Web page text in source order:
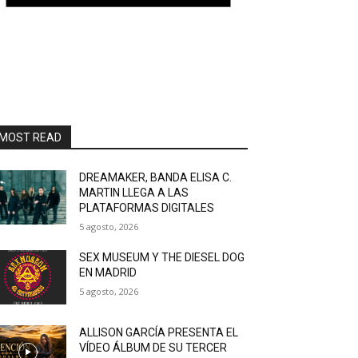
READ
DREAMAKER, BANDA ELISA C.
MARTIN LLEGA A LAS
PLATAFORMAS DIGITALES
5 agosto, 2026
SEX MUSEUM Y THE DIESEL DOG
EN MADRID
5 agosto, 2026
ALLISON GARCÍA PRESENTA EL
VÍDEO ÁLBUM DE SU TERCER